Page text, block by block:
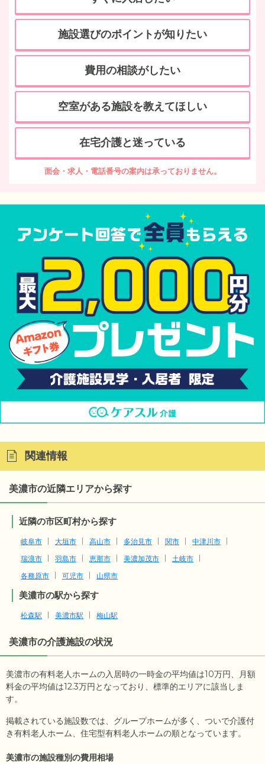
施設選びのポイントが知りたい
費用の相談がしたい
空室がある施設を教えてほしい
在宅介護と迷っている
面会・求人・電話番号の案内は承っておりません。
関連情報
美濃市の近隣エリアから探す
近隣の市区町村から探す
岐阜市 大垣市 高山市 多治見市 関市
中津川市
瑞浪市
羽島市 恵那市 美濃加茂市
土岐市
各務原市
可児市 山県市
美濃市の駅から探す
松森駅 美濃市駅 梅山駅
美濃市の介護施設の状況
美濃市の有料老人ホームの入居時の一時金の平均値は10万円、月額
料金の平均値は12.3万円となっており、標準的エリアに該当しま
す。
掲載されている施設数では、グループホームが多く、ついで介護付
き有料老人ホーム、住宅型有料老人ホームの順となっています。
美濃市の施設種別の費用相場